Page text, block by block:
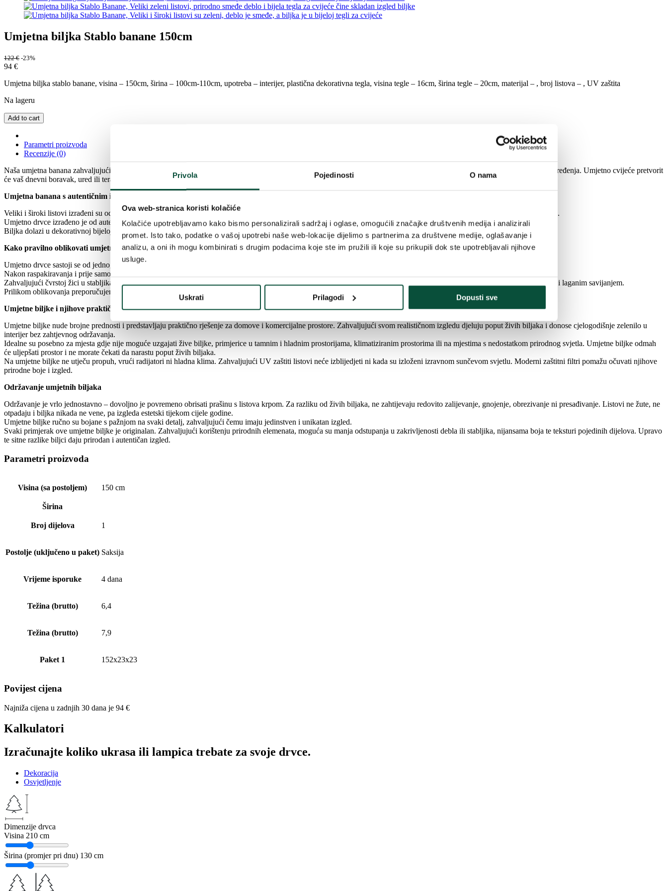
Privola Pojedinosti O nama
Ova web-stranica koristi kolačiće
Kolačiće upotrebljavamo kako bismo personalizirali sadržaj i oglase, omogućili značajke društvenih medija i analizirali
promet. Isto tako, podatke o vašoj upotrebi naše web-lokacije dijelimo s partnerima za društvene medije, oglašavanje i
analizu, a oni ih mogu kombinirati s drugim podacima koje ste im pružili ili koje su prikupili dok ste upotrebljavali njihove
usluge.
Uskrati Prilagodi Dopusti sve
Umjetna biljka Stablo banane 150cm
122€ -23%
94 €
Umjetna biljka stablo banane, visina – 150cm, širina – 100cm-110cm, upotreba – interijer, plastična dekorativna tegla, visina tegle – 16cm, širina tegle – 20cm, materijal – , broj listova – , UV zaštita
Na lageru
Add to cart
Parametri proizvoda
Recenzije (0)
Naša umjetna banana zahvaljujući savršeno izrađenim detaljima izgleda poput prave biljke. Spada među popularno dekorativno umjetno cvijeće i biljke te se uklapa u svaki stil uređenja. Umjetno cvijeće pretvorit
će vaš dnevni boravak, ured ili terasu u oazu mira.
Umjetna banana s autentičnim izgledom
Veliki i široki listovi izrađeni su od kvalitetnih materijala s nježnom teksturom, a zahvaljujući detaljnoj izradi i prirodnoj zelenoj boji biljka izgleda gotovo identično pravoj banani.
Umjetno drvce izrađeno je od autentičnih prirodnih vlakana, što biljci daje još realističniji izgled.
Biljka dolazi u dekorativnoj bijeloj plastičnoj tegli koja osigurava stabilnost.
Kako pravilno oblikovati umjetnu bananu?
Umjetno drvce sastoji se od jednog dijela i pakirana je u kartonsku kutiju.
Nakon raspakiravanja i prije samog postavljanja preporučujemo da biljku nježno prilagodite kako bi dobila prirodan oblik i puni izgled.
Zahvaljujući čvrstoj žici u stabljikama, biljku možete jednostavno rasporediti i oblikovati prema vlastitim željama. Listove možete oblikovati jednostavnim primanjem među prste i laganim savijanjem.
Prilikom oblikovanja preporučujemo da krenete od donjih dijelova biljke prema vrhu.
Umjetne biljke i njihove praktične prednosti
Umjetne biljke nude brojne prednosti i predstavljaju praktično rješenje za domove i komercijalne prostore. Zahvaljujući svom realističnom izgledu djeluju poput živih biljaka i donose cjelogodišnje zelenilo u
interijer bez zahtjevnog održavanja.
Idealne su posebno za mjesta gdje nije moguće uzgajati žive biljke, primjerice u tamnim i hladnim prostorijama, klimatiziranim prostorima ili na mjestima s nedostatkom prirodnog svjetla. Umjetne biljke odmah
će uljepšati prostor i ne morate čekati da narastu poput živih biljaka.
Na umjetne biljke ne utječu propuh, vrući radijatori ni hladna klima. Zahvaljujući UV zaštiti listovi neće izblijedjeti ni kada su izloženi izravnom sunčevom svjetlu. Moderni zaštitni filtri pomažu očuvati njihove
prirodne boje i izgled.
Održavanje umjetnih biljaka
Održavanje je vrlo jednostavno – dovoljno je povremeno obrisati prašinu s listova krpom. Za razliku od živih biljaka, ne zahtijevaju redovito zalijevanje, gnojenje, obrezivanje ni presađivanje. Listovi ne žute, ne
otpadaju i biljka nikada ne vene, pa izgleda estetski tijekom cijele godine.
Umjetne biljke ručno su bojane s pažnjom na svaki detalj, zahvaljujući čemu imaju jedinstven i unikatan izgled.
Svaki primjerak ove umjetne biljke je originalan. Zahvaljujući korištenju prirodnih elemenata, moguća su manja odstupanja u zakrivljenosti debla ili stabljika, nijansama boja te teksturi pojedinih dijelova. Upravo
te sitne razlike biljci daju prirodan i autentičan izgled.
Parametri proizvoda
Visina (sa postoljem) 150 cm
Širina
Broj dijelova 1
Postolje (uključeno u paket) Saksija
Vrijeme isporuke 4 dana
Težina (brutto) 6,4
Težina (brutto) 7,9
Paket 1 152x23x23
Povijest cijena
Najniža cijena u zadnjih 30 dana je 94 €
Kalkulatori
Izračunajte koliko ukrasa ili lampica trebate za svoje drvce.
Dekoracija
Osvjetljenje
Dimenzije drvca
Visina 210 cm
Širina (promjer pri dnu) 130 cm